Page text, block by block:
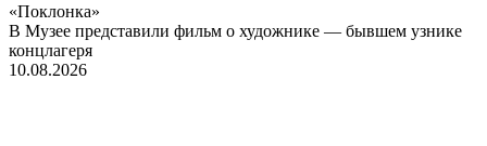
«Поклонка»
В Музее представили фильм о художнике — бывшем узнике
концлагеря
10.08.2026